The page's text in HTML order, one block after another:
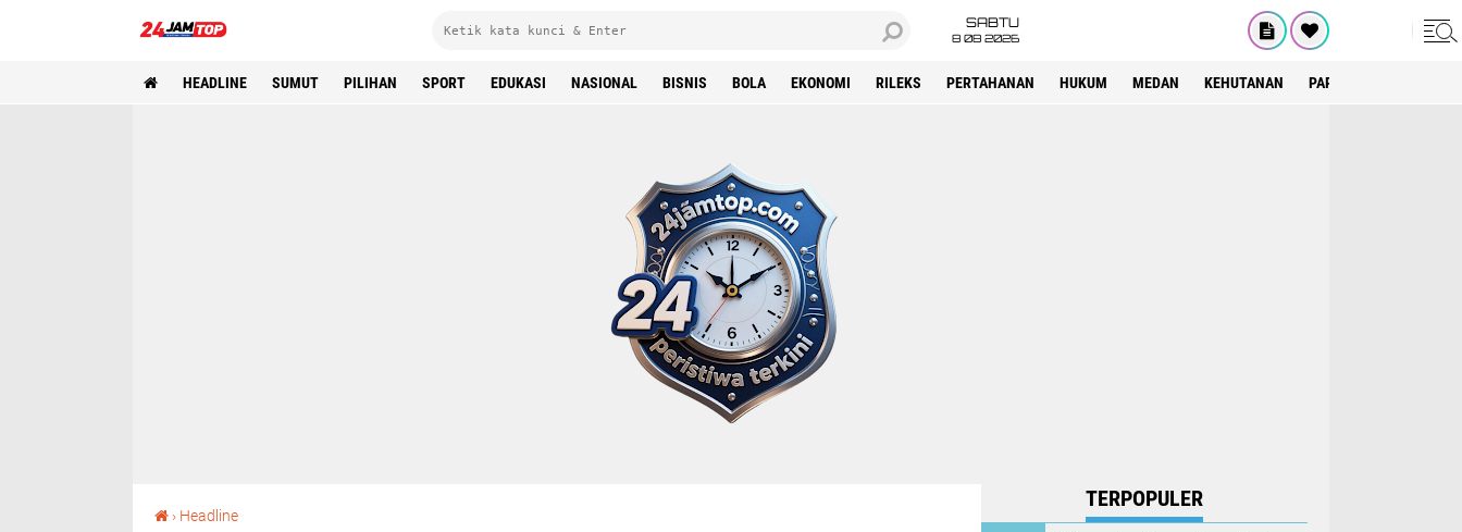
SABTU
8 08 2026
HEADLINE SUMUT PILIHAN SPORT EDUKASI NASIONAL BISNIS BOLA EKONOMI RILEKS PERTAHANAN HUKUM MEDAN KEHUTANAN PARIWISATA
› Headline
TERPOPULER